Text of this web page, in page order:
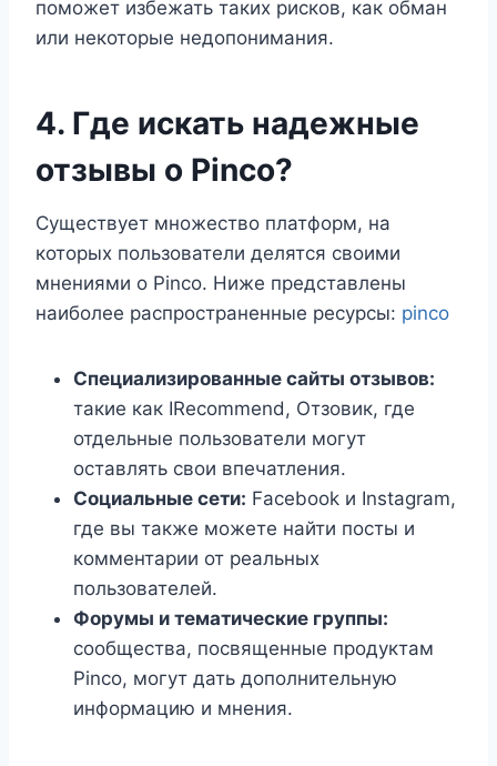
поможет избежать таких рисков, как обман
или некоторые недопонимания.
4. Где искать надежные
отзывы о Pinco?
Существует множество платформ, на
которых пользователи делятся своими
мнениями о Pinco. Ниже представлены
наиболее распространенные ресурсы: pinco
Специализированные сайты отзывов:
такие как IRecommend, Отзовик, где
отдельные пользователи могут
оставлять свои впечатления.
Социальные сети: Facebook и Instagram,
где вы также можете найти посты и
комментарии от реальных
пользователей.
Форумы и тематические группы:
сообщества, посвященные продуктам
Pinco, могут дать дополнительную
информацию и мнения.